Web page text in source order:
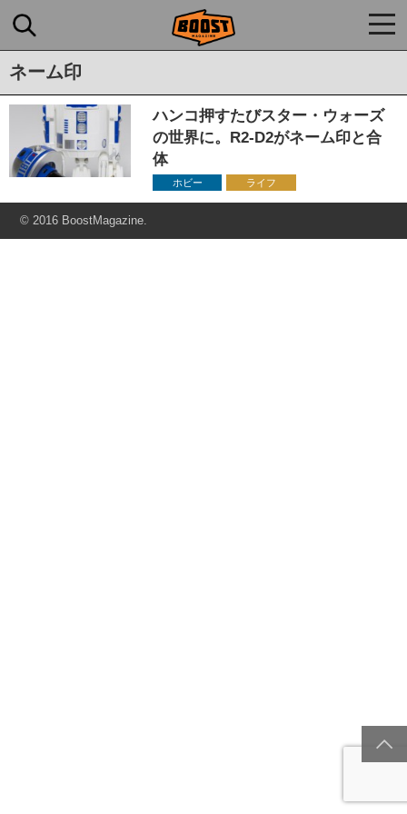
ネーム印
ハンコ押すたびスター・ウォーズ
の世界に。R2-D2がネーム印と合
体
ホビー ライフ
© 2016 BoostMagazine.